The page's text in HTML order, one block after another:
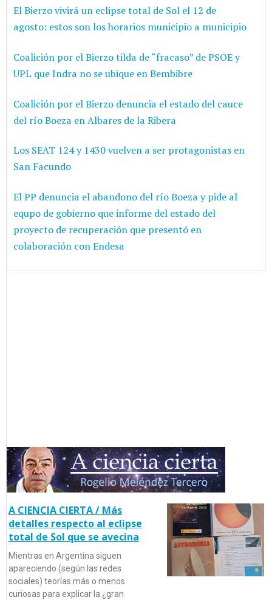
El Bierzo vivirá un eclipse total de Sol el 12 de
agosto: estos son los horarios municipio a municipio
Coalición por el Bierzo tilda de “fracaso” de PSOE y
UPL que Indra no se ubique en Bembibre
Coalición por el Bierzo denuncia el estado del cauce
del río Boeza en Albares de la Ribera
Los SEAT 124 y 1430 vuelven a ser protagonistas en
San Facundo
El PP denuncia el abandono del río Boeza y pide al
equpo de gobierno que informe del estado del
proyecto de recuperación que presentó en
colaboración con Endesa
A CIENCIA CIERTA / Más
detalles respecto al eclipse
total de Sol que se avecina
Mientras en Argentina siguen
apareciendo (según las redes
sociales) teorías más o menos
curiosas para explicar la ¿gran